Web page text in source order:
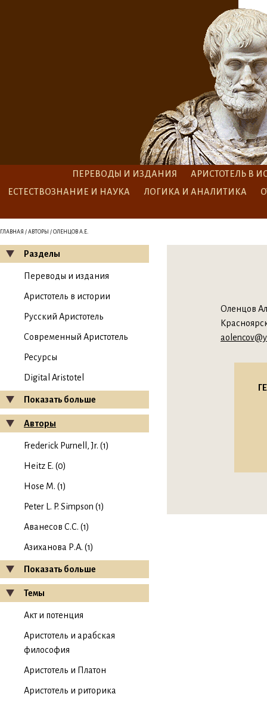
ПЕРЕВОДЫ И ИЗДАНИЯ
АРИСТОТЕЛЬ В
ЕСТЕСТВОЗНАНИЕ И НАУКА
ЛОГИКА И АНАЛИТИКА
ГЛАВНАЯ / АВТОРЫ / ОЛЕНЦОВ А.Е.
Разделы
Переводы и издания
Аристотель в истории
Русский Аристотель
Современный Аристотель
Ресурсы
Digital Aristotel
Показать больше
Авторы
Frederick Purnell, Jr. (1)
Heitz E. (0)
Hose M. (1)
Peter L. P. Simpson (1)
Аванесов С.С. (1)
Азиханова Р.А. (1)
Показать больше
Темы
Акт и потенция
Аристотель и арабская
философия
Аристотель и Платон
Аристотель и риторика
Оленцов